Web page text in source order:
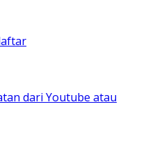
dari Youtube atau